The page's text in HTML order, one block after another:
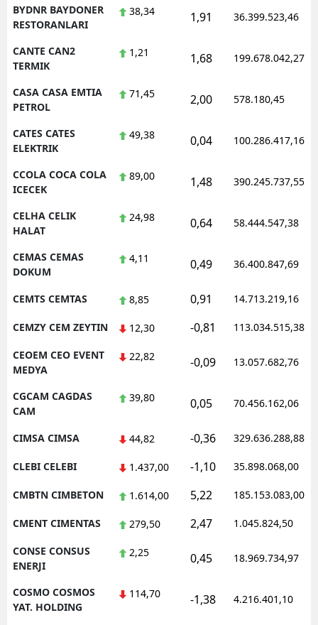
BYDNR BAYDONER
RESTORANLARI
38,34 1,91 36.399.523,46
CANTE CAN2
TERMIK
1,21 1,68 199.678.042,27
CASA CASA EMTIA
PETROL
71,45 2,00 578.180,45
CATES CATES
ELEKTRIK
49,38 0,04 100.286.417,16
CCOLA COCA COLA
ICECEK
89,00 1,48 390.245.737,55
CELHA CELIK
HALAT
24,98 0,64 58.444.547,38
CEMAS CEMAS
DOKUM
4,11 0,49 36.400.847,69
CEMTS CEMTAS 8,85 0,91 14.713.219,16
CEMZY CEM ZEYTIN 12,30 -0,81 113.034.515,38
CEOEM CEO EVENT
MEDYA
22,82 -0,09 13.057.682,76
CGCAM CAGDAS
CAM
39,80 0,05 70.456.162,06
CIMSA CIMSA 44,82 -0,36 329.636.288,88
CLEBI CELEBI 1.437,00 -1,10 35.898.068,00
CMBTN CIMBETON 1.614,00 5,22 185.153.083,00
CMENT CIMENTAS 279,50 2,47 1.045.824,50
CONSE CONSUS
ENERJI
2,25 0,45 18.969.734,97
COSMO COSMOS
YAT. HOLDING
114,70 -1,38 4.216.401,10